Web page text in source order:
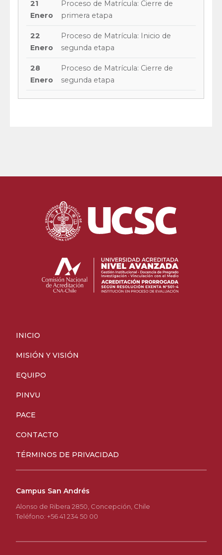
21
Enero
Proceso de Matrícula: Cierre de
primera etapa
22
Enero
Proceso de Matrícula: Inicio de
segunda etapa
28
Enero
Proceso de Matrícula: Cierre de
segunda etapa
INICIO
MISIÓN Y VISIÓN
EQUIPO
PINVU
PACE
CONTACTO
TÉRMINOS DE PRIVACIDAD
Campus San Andrés
Alonso de Ribera 2850, Concepción, Chile
Teléfono: +56 41 234 50 00